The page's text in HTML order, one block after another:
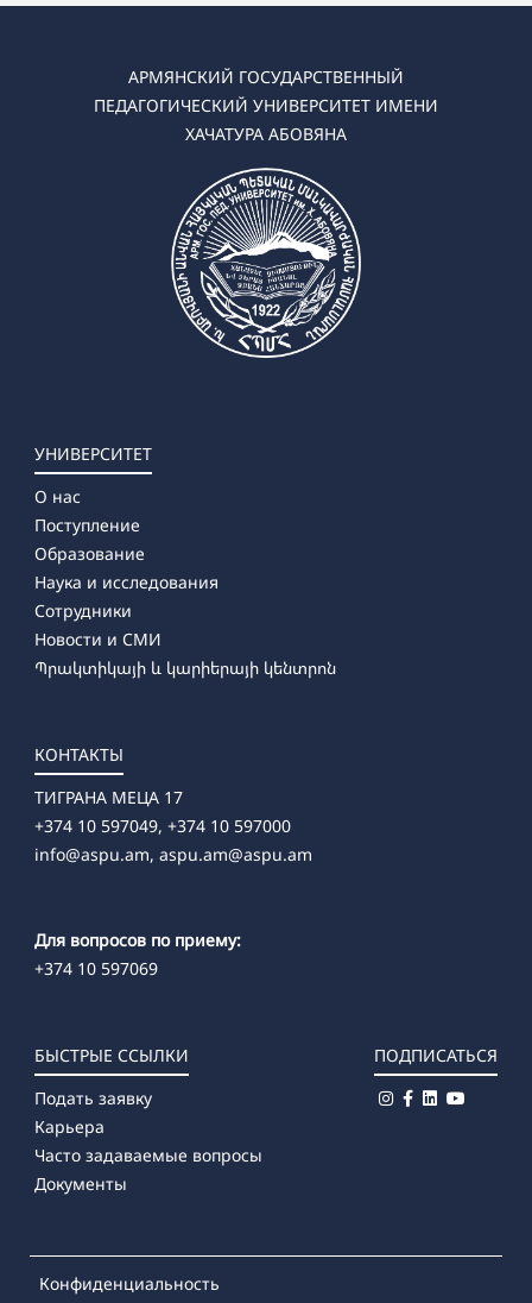
АРМЯНСКИЙ ГОСУДАРСТВЕННЫЙ
ПЕДАГОГИЧЕСКИЙ УНИВЕРСИТЕТ ИМЕНИ
ХАЧАТУРА АБОВЯНА
УНИВЕРСИТЕТ
О нас
Поступление
Образование
Наука и исследования
Сотрудники
Новости и СМИ
Պրակտիկայի և կարիերայի կենտրոն
КОНТАКТЫ
ТИГРАНА МЕЦА 17
+374 10 597049, +374 10 597000
info@aspu.am, aspu.am@aspu.am
Для вопросов по приему:
+374 10 597069
БЫСТРЫЕ ССЫЛКИ
Подать заявку
Карьера
Часто задаваемые вопросы
Документы
ПОДПИСАТЬСЯ
Конфиденциальность